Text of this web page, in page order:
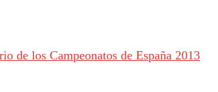
de los Campeonatos de España 2013